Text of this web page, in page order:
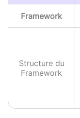
Framework
Structure du
Framework